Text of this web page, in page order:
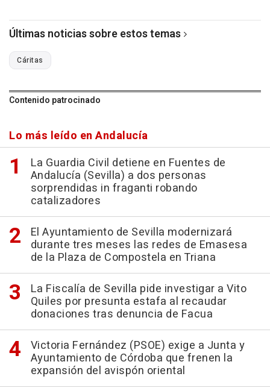
Últimas noticias sobre estos temas
Cáritas
Contenido patrocinado
Lo más leído en Andalucía
La Guardia Civil detiene en Fuentes de
Andalucía (Sevilla) a dos personas
sorprendidas in fraganti robando
catalizadores
El Ayuntamiento de Sevilla modernizará
durante tres meses las redes de Emasesa
de la Plaza de Compostela en Triana
La Fiscalía de Sevilla pide investigar a Vito
Quiles por presunta estafa al recaudar
donaciones tras denuncia de Facua
Victoria Fernández (PSOE) exige a Junta y
Ayuntamiento de Córdoba que frenen la
expansión del avispón oriental